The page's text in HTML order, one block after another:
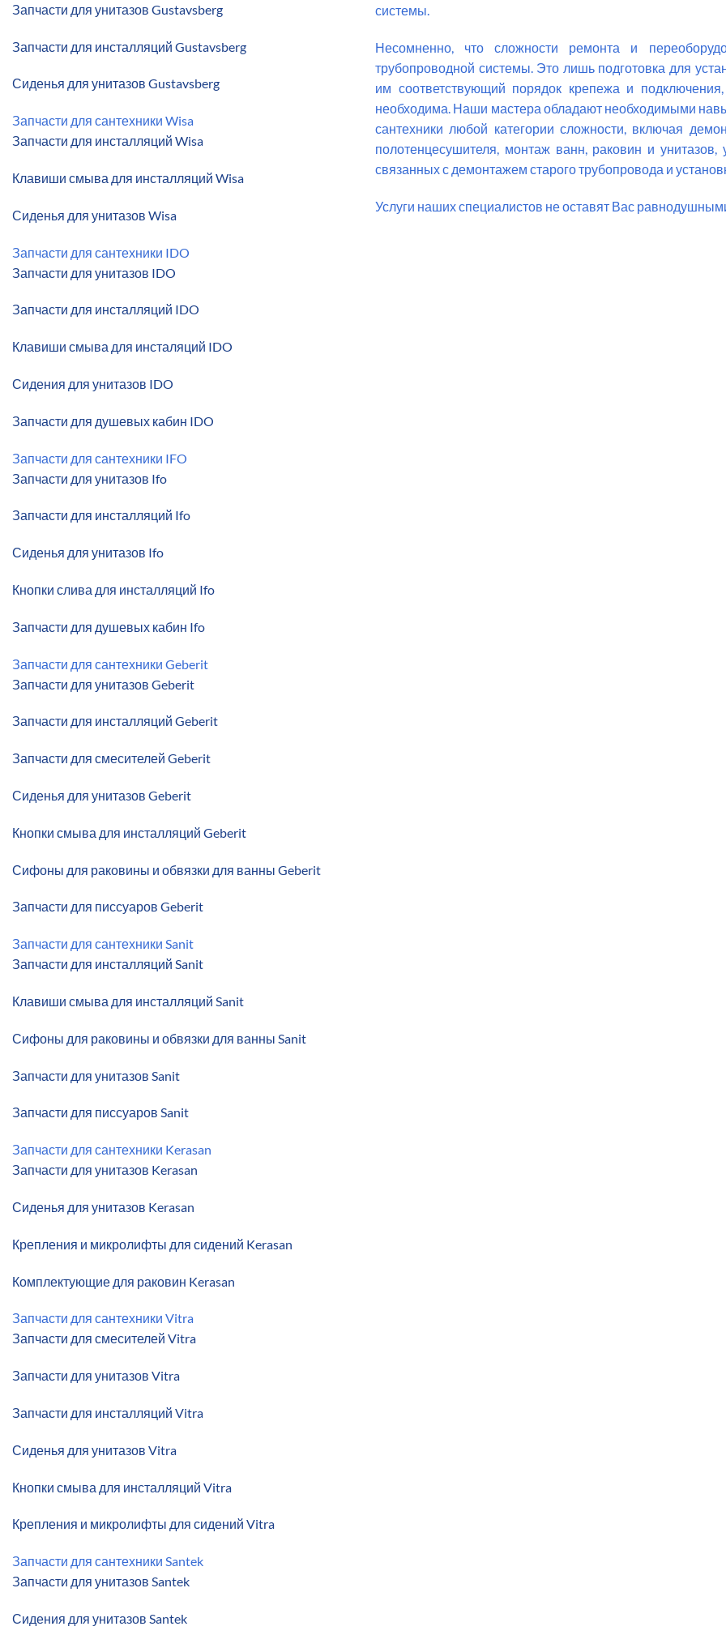
Запчасти для унитазов Gustavsberg
Запчасти для инсталляций Gustavsberg
Сиденья для унитазов Gustavsberg
Запчасти для сантехники Wisa
Запчасти для инсталляций Wisa
Клавиши смыва для инсталляций Wisa
Сиденья для унитазов Wisa
Запчасти для сантехники IDO
Запчасти для унитазов IDO
Запчасти для инсталляций IDO
Клавиши смыва для инсталяций IDO
Сидения для унитазов IDO
Запчасти для душевых кабин IDO
Запчасти для сантехники IFO
Запчасти для унитазов Ifo
Запчасти для инсталляций Ifo
Сиденья для унитазов Ifo
Кнопки слива для инсталляций Ifo
Запчасти для душевых кабин Ifo
Запчасти для сантехники Geberit
Запчасти для унитазов Geberit
Запчасти для инсталляций Geberit
Запчасти для смесителей Geberit
Сиденья для унитазов Geberit
Кнопки смыва для инсталляций Geberit
Сифоны для раковины и обвязки для ванны Geberit
Запчасти для писсуаров Geberit
Запчасти для сантехники Sanit
Запчасти для инсталляций Sanit
Клавиши смыва для инсталляций Sanit
Сифоны для раковины и обвязки для ванны Sanit
Запчасти для унитазов Sanit
Запчасти для писсуаров Sanit
Запчасти для сантехники Kerasan
Запчасти для унитазов Kerasan
Сиденья для унитазов Kerasan
Крепления и микролифты для сидений Kerasan
Комплектующие для раковин Kerasan
Запчасти для сантехники Vitra
Запчасти для смесителей Vitra
Запчасти для унитазов Vitra
Запчасти для инсталляций Vitra
Сиденья для унитазов Vitra
Кнопки смыва для инсталляций Vitra
Крепления и микролифты для сидений Vitra
Запчасти для сантехники Santek
Запчасти для унитазов Santek
Сидения для унитазов Santek
системы.
Несомненно, что сложности ремонта и
трубопроводной системы. Это лишь подготовка для
им соответствующий порядок крепежа и
необходима. Наши мастера обладают необходимыми
сантехники любой категории сложности, включая
полотенцесушителя, монтаж ванн, раковин и
связанных с демонтажем старого трубопровода и
Услуги наших специалистов не оставят Вас